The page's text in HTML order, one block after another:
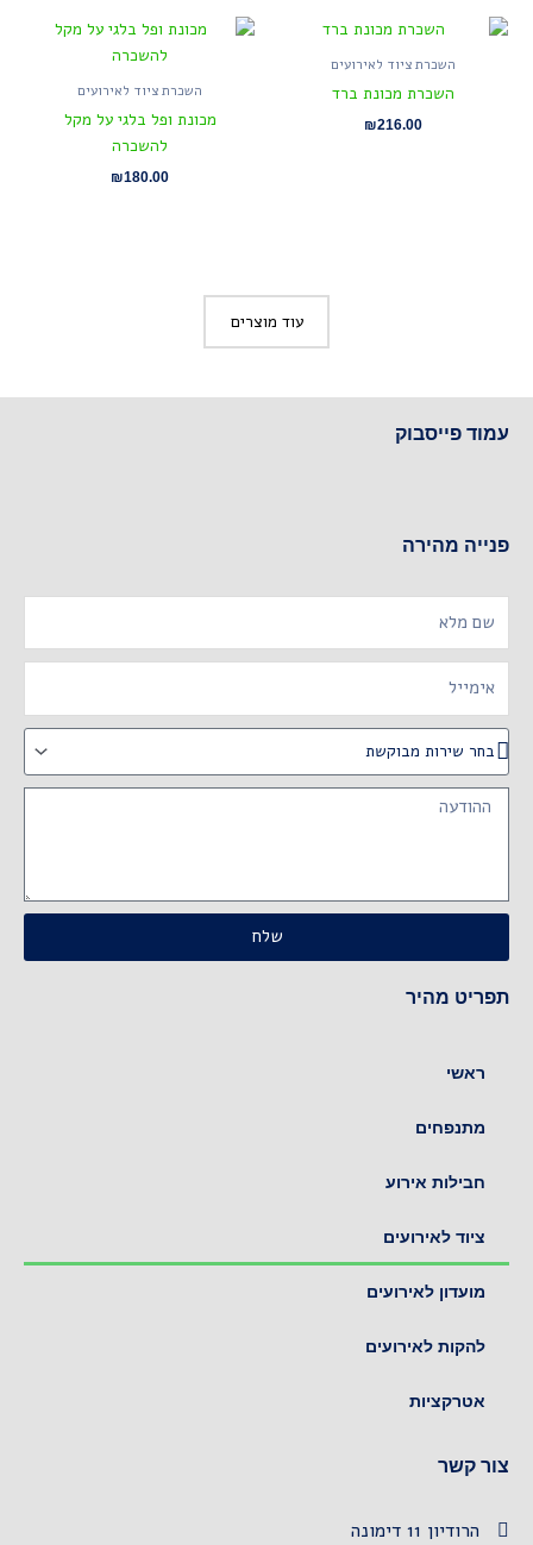
השכרת ציוד לאירועים
השכרת מכונת ברד
₪216.00
השכרת ציוד לאירועים
מכונת ופל בלגי על מקל
להשכרה
₪180.00
עוד מוצרים
צור קשר
הרודיון 11 דימונה
תפריט מהיר
ראשי
מתנפחים
חבילות אירוע
ציוד לאירועים
מועדון לאירועים
להקות לאירועים
אטרקציות
פנייה מהירה
שירות
מבוקשת
Message
שלח
עמוד פייסבוק